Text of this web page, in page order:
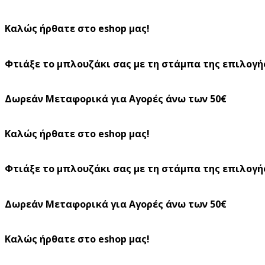
Καλώς ήρθατε στο eshop μας!
Φτιάξε το μπλουζάκι σας με τη στάμπα της
Δωρεάν Μεταφορικά για Αγορές άνω των 50€
Καλώς ήρθατε στο eshop μας!
Φτιάξε το μπλουζάκι σας με τη στάμπα της
Δωρεάν Μεταφορικά για Αγορές άνω των 50€
Καλώς ήρθατε στο eshop μας!